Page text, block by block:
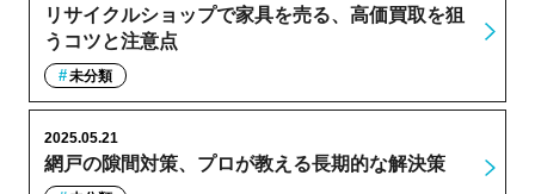
リサイクルショップで家具を売る、高価買取を狙
うコツと注意点
未分類
網戸の隙間対策、プロが教える長期的な解決策
2025.05.21